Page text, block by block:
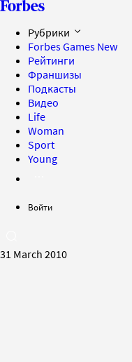
Рубрики
Forbes Games New
Рейтинги
Франшизы
Подкасты
Видео
Life
Woman
Sport
Young
Войти
31 March 2010